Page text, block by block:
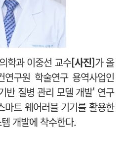
학과 이중선 교수[사진]가 올
구원 학술연구 용역사업인
반 질병 관리 모델 개발' 연구
마트 웨어러블 기기를 활용한
개발에 착수한다.